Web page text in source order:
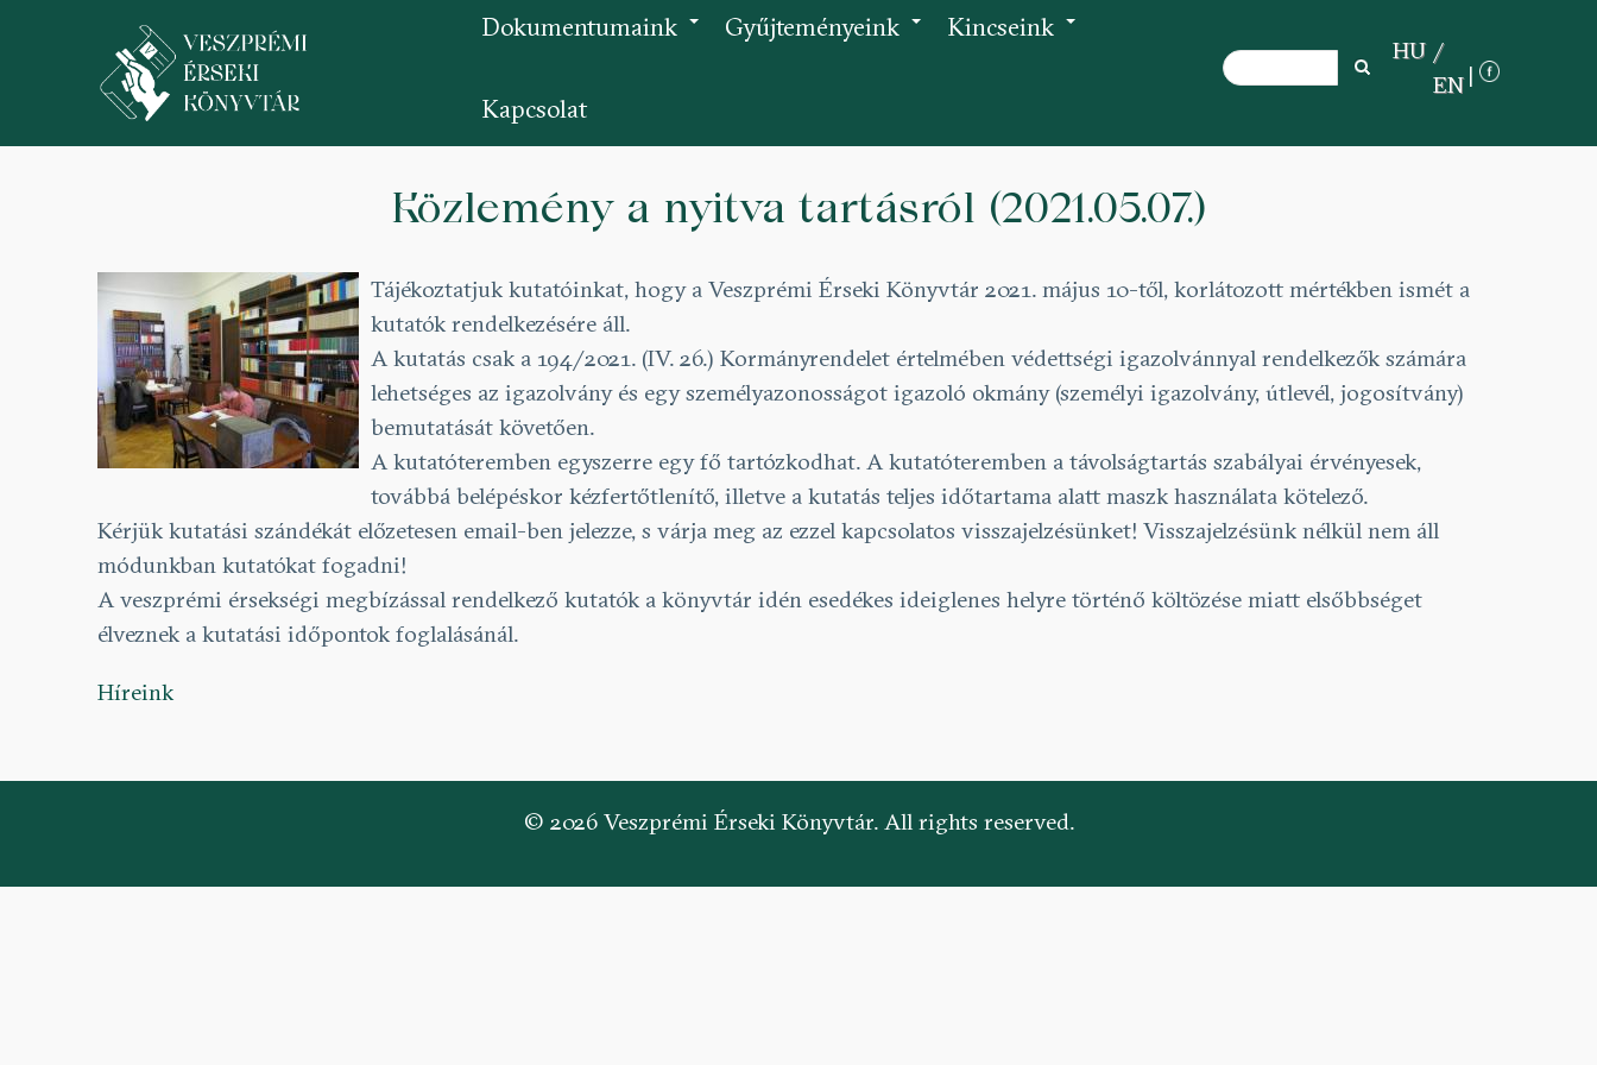
Search
Search
HU
EN
Dokumentumaink Gyűjteményeink Kincseink
Kapcsolat
Közlemény a nyitva tartásról (2021.05.07.)
Tájékoztatjuk kutatóinkat, hogy a Veszprémi Érseki Könyvtár 2021. május 10-től, korlátozott mértékben ismét a
kutatók rendelkezésére áll.
A kutatás csak a 194/2021. (IV. 26.) Kormányrendelet értelmében védettségi igazolvánnyal rendelkezők számára
lehetséges az igazolvány és egy személyazonosságot igazoló okmány (személyi igazolvány, útlevél, jogosítvány)
bemutatását követően.
A kutatóteremben egyszerre egy fő tartózkodhat. A kutatóteremben a távolságtartás szabályai érvényesek,
továbbá belépéskor kézfertőtlenítő, illetve a kutatás teljes időtartama alatt maszk használata kötelező.
Kérjük kutatási szándékát előzetesen email-ben jelezze, s várja meg az ezzel kapcsolatos visszajelzésünket! Visszajelzésünk nélkül nem áll
módunkban kutatókat fogadni!
A veszprémi érsekségi megbízással rendelkező kutatók a könyvtár idén esedékes ideiglenes helyre történő költözése miatt elsőbbséget
élveznek a kutatási időpontok foglalásánál.
Híreink
© 2026 Veszprémi Érseki Könyvtár. All rights reserved.